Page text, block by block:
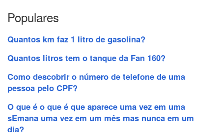
Populares
Quantos km faz 1 litro de gasolina?
Quantos litros tem o tanque da Fan 160?
Como descobrir o número de telefone de uma
pessoa pelo CPF?
O que é o que é que aparece uma vez em uma
sEmana uma vez em um mês mas nunca em um
dia?